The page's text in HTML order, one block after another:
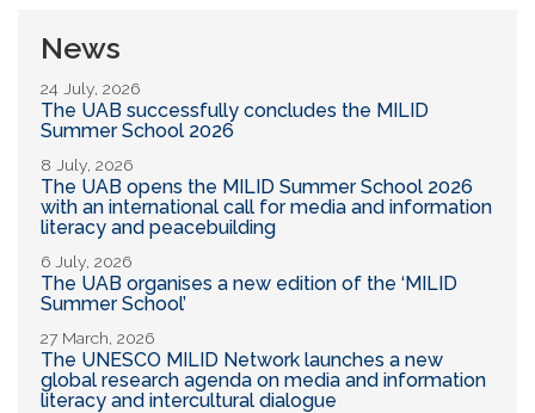
News
24 July, 2026
The UAB successfully concludes the MILID
Summer School 2026
8 July, 2026
The UAB opens the MILID Summer School 2026
with an international call for media and information
literacy and peacebuilding
6 July, 2026
The UAB organises a new edition of the ‘MILID
Summer School’
27 March, 2026
The UNESCO MILID Network launches a new
global research agenda on media and information
literacy and intercultural dialogue